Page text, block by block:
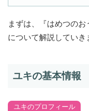
まずは、『はめつの
について解説していき
ユキの基本情報
ユキのプロフィール